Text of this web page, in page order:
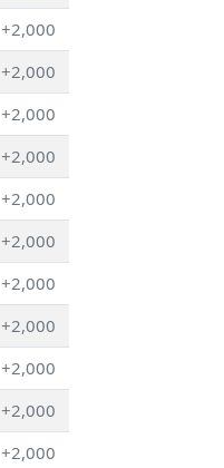
+2,000
+2,000
+2,000
+2,000
+2,000
+2,000
+2,000
+2,000
+2,000
+2,000
+2,000